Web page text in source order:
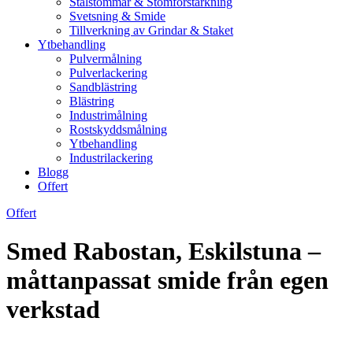
Svetsning & Smide
Tillverkning av Grindar & Staket
Ytbehandling
Pulvermålning
Pulverlackering
Sandblästring
Blästring
Industrimålning
Rostskyddsmålning
Ytbehandling
Industrilackering
Blogg
Offert
Offert
Smed Rabostan, Eskilstuna –
måttanpassat smide från egen
verkstad